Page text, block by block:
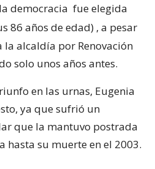
democracia fue elegida
86 años de edad) , a pesar
alcaldía por Renovación
solo unos años antes.
en las urnas, Eugenia
ya que sufrió un
que la mantuvo postrada
hasta su muerte en el 2003.